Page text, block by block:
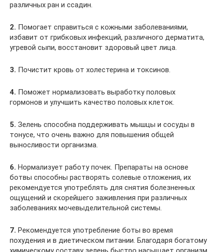
различных ран и ссадин.
2. Помогает справиться с кожными заболеваниями,
избавит от грибковых инфекций, различного дерматита,
угревой сыпи, восстановит здоровый цвет лица.
3. Почистит кровь от холестерина и токсинов.
4. Поможет нормализовать выработку половых
гормонов и улучшить качество половых клеток.
5. Зелень способна поддерживать мышцы и сосуды в
тонусе, что очень важно для повышения общей
выносливости организма.
6. Нормализует работу почек. Препараты на основе
ботвы способны растворять солевые отложения, их
рекомендуется употреблять для снятия болезненных
ощущений и скорейшего заживления при различных
заболеваниях мочевыделительной системы.
7. Рекомендуется употребление боты во время
похудения и в диетическом питании. Благодаря богатому